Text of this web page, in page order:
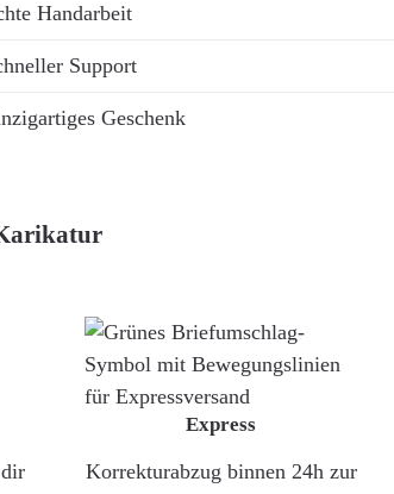
Handarbeit
Support
Geschenk
Express
Korrekturabzug binnen 24h zur